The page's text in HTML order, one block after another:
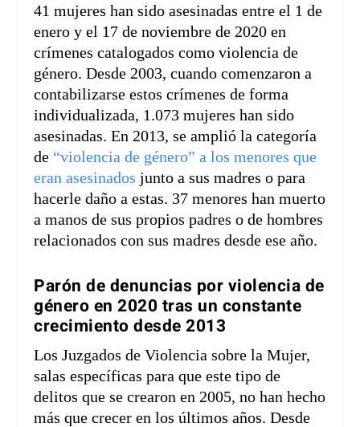
41 mujeres han sido asesinadas entre el 1 de
enero y el 17 de noviembre de 2020 en
crímenes catalogados como violencia de
género. Desde 2003, cuando comenzaron a
contabilizarse estos crímenes de forma
individualizada, 1.073 mujeres han sido
asesinadas. En 2013, se amplió la categoría
de “violencia de género” a los menores que
eran asesinados junto a sus madres o para
hacerle daño a estas. 37 menores han muerto
a manos de sus propios padres o de hombres
relacionados con sus madres desde ese año.
Parón de denuncias por violencia de
género en 2020 tras un constante
crecimiento desde 2013
Los Juzgados de Violencia sobre la Mujer,
salas específicas para que este tipo de
delitos que se crearon en 2005, no han hecho
más que crecer en los últimos años. Desde